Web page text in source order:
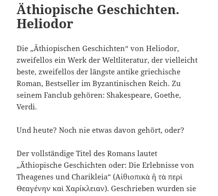
Äthiopische Geschichten.
Heliodor
Die „Äthiopischen Geschichten“ von Heliodor,
zweifellos ein Werk der Weltliteratur, der vielleicht
beste, zweifellos der längste antike griechische
Roman, Bestseller im Byzantinischen Reich. Zu
seinem Fanclub gehören: Shakespeare, Goethe,
Verdi.
Und heute? Noch nie etwas davon gehört, oder?
Der vollständige Titel des Romans lautet
„Äthiopische Geschichten oder: Die Erlebnisse von
Theagenes und Charikleia“ (Αἰθιοπικὰ ἢ τὰ περὶ
Θεαγένην καὶ Χαρίκλειαν). Geschrieben wurden sie